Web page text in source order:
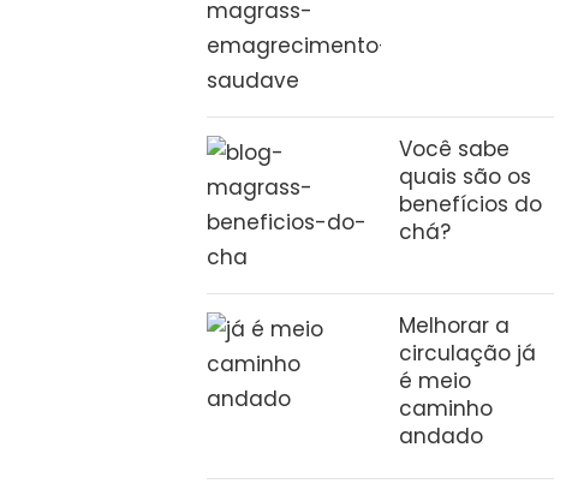
Você sabe
quais são os
benefícios do
chá?
Melhorar a
circulação já
é meio
caminho
andado